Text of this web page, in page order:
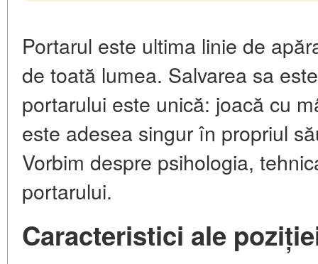
Portarul este ultima linie de
de toată lumea. Salvarea sa
portarului este unică: joacă cu
este adesea singur în propriul
Vorbim despre psihologia,
portarului.
Caracteristici ale